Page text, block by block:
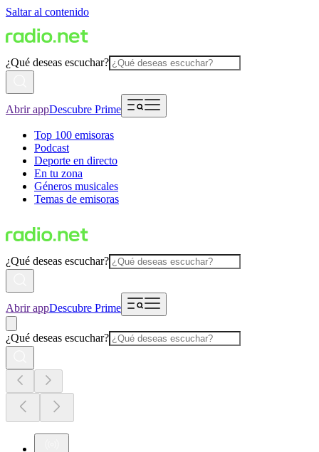
Saltar al contenido
¿Qué deseas escuchar?
Abrir appDescubre Prime
Top 100 emisoras
Podcast
Deporte en directo
En tu zona
Géneros musicales
Temas de emisoras
¿Qué deseas escuchar?
Abrir appDescubre Prime
¿Qué deseas escuchar?